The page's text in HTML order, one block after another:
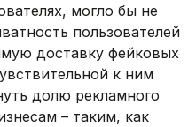
могло бы не
пользователей
доставку фейковых
к ним
долю рекламного
– таким, как